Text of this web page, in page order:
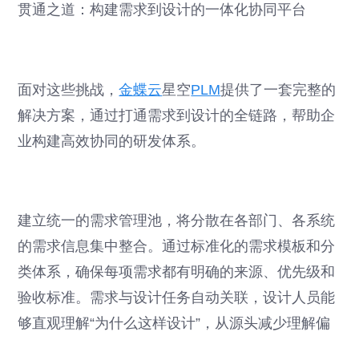
贯通之道：构建需求到设计的一体化协同平台
面对这些挑战，金蝶云星空PLM提供了一套完整的
解决方案，通过打通需求到设计的全链路，帮助企
业构建高效协同的研发体系。
建立统一的需求管理池，将分散在各部门、各系统
的需求信息集中整合。通过标准化的需求模板和分
类体系，确保每项需求都有明确的来源、优先级和
验收标准。需求与设计任务自动关联，设计人员能
够直观理解“为什么这样设计”，从源头减少理解偏